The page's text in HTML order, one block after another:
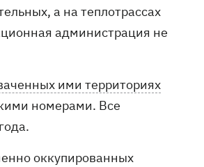
а на теплотрассах
администрация не
ими территориях
номерами. Все
оккупированных